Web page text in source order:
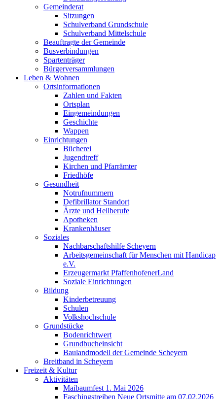
Gemeinderat
Sitzungen
Schulverband Grundschule
Schulverband Mittelschule
Beauftragte der Gemeinde
Busverbindungen
Spartenträger
Bürgerversammlungen
Leben & Wohnen
Ortsinformationen
Zahlen und Fakten
Ortsplan
Eingemeindungen
Geschichte
Wappen
Einrichtungen
Bücherei
Jugendtreff
Kirchen und Pfarrämter
Friedhöfe
Gesundheit
Notrufnummern
Defibrillator Standort
Ärzte und Heilberufe
Apotheken
Krankenhäuser
Soziales
Nachbarschaftshilfe Scheyern
Arbeitsgemeinschaft für Menschen mit Handicap
e.V.
Erzeugermarkt PfaffenhofenerLand
Soziale Einrichtungen
Bildung
Kinderbetreuung
Schulen
Volkshochschule
Grundstücke
Bodenrichtwert
Grundbucheinsicht
Baulandmodell der Gemeinde Scheyern
Breitband in Scheyern
Freizeit & Kultur
Aktivitäten
Maibaumfest 1. Mai 2026
Faschingstreiben Neue Ortsmitte am 07.02.2026